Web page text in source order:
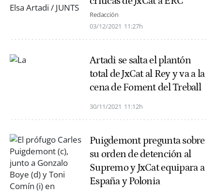
Redacción
03/12/2021 11:27h
Artadi se salta el plantón
total de JxCat al Rey y va a la
cena de Foment del Treball
30/11/2021 11:12h
Puigdemont pregunta sobre
su orden de detención al
Supremo y JxCat equipara a
España y Polonia